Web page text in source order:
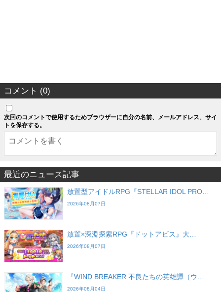
コメント (0)
次回のコメントで使用するためブラウザーに自分の名前、メールアドレス、サイ
トを保存する。
最近のニュース記事
放置型アイドルRPG『STELLAR IDOL PRO…
2026年08月07日
放置×深淵探索RPG『ドットアビス』大…
2026年08月07日
『WIND BREAKER 不良たちの英雄譚（ウ…
2026年08月04日